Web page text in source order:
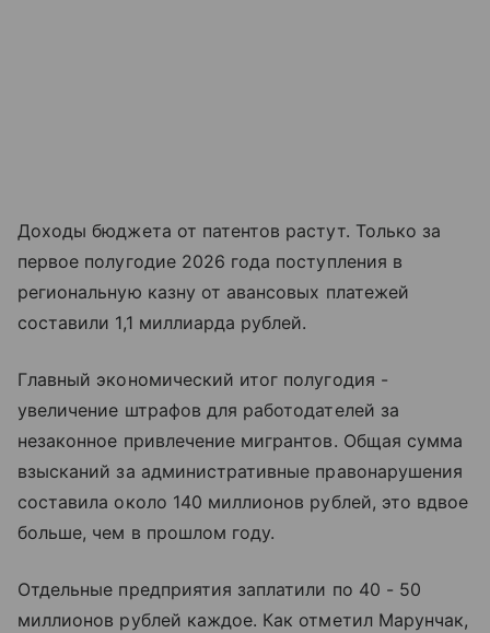
Доходы бюджета от патентов растут. Только за
первое полугодие 2026 года поступления в
региональную казну от авансовых платежей
составили 1,1 миллиарда рублей.
Главный экономический итог полугодия -
увеличение штрафов для работодателей за
незаконное привлечение мигрантов. Общая сумма
взысканий за административные правонарушения
составила около 140 миллионов рублей, это вдвое
больше, чем в прошлом году.
Отдельные предприятия заплатили по 40 - 50
миллионов рублей каждое. Как отметил Марунчак,